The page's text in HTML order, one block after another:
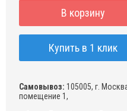
В корзину
Купить в 1 клик
Самовывоз: 105005, г.
помещение 1,